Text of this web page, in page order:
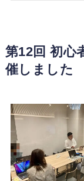
第12回 初心
催しました